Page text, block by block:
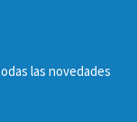
las novedades